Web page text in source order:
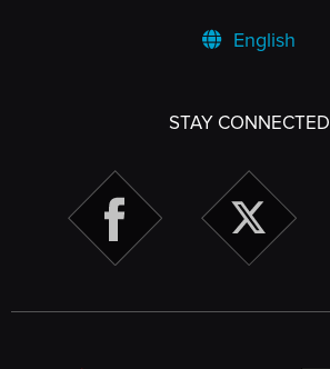
English
STAY CONNECTED